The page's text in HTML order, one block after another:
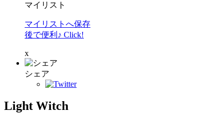
マイリスト
マイリストへ保存
後で便利♪ Click!
x
シェア
Light Witch